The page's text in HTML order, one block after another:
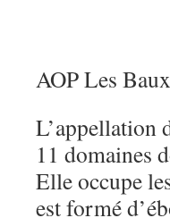
AOP Les
L’appellation
11 domaines
Elle occupe
est formé